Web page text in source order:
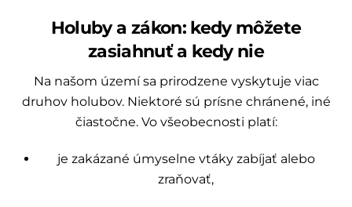
Holuby a zákon: kedy môžete
zasiahnuť a kedy nie
Na našom území sa prirodzene vyskytuje viac
druhov holubov. Niektoré sú prísne chránené, iné
čiastočne. Vo všeobecnosti platí:
je zakázané úmyselne vtáky zabíjať alebo
zraňovať,